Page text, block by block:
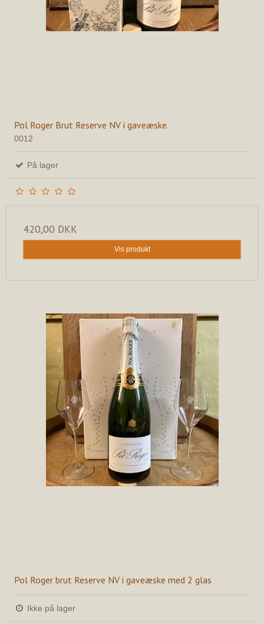
Pol Roger Brut Reserve NV i gaveæske.
0012
På lager
420,00 DKK
Vis produkt
Pol Roger brut Reserve NV i gaveæske med 2 glas
Ikke på lager